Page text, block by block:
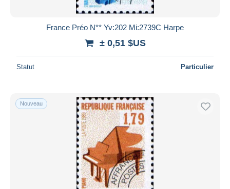
France Préo N** Yv:202 Mi:2739C Harpe
± 0,51 $US
Statut Particulier
Nouveau